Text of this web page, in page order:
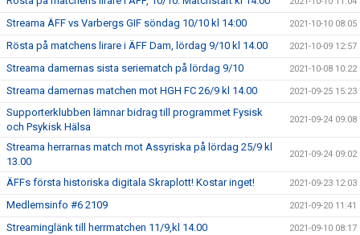
Streama ÄFF vs Varbergs GIF söndag 10/10 kl 14:00 2021-10-10 08:05
Rösta på matchens lirare i ÄFF Dam, lördag 9/10 kl 14.00 2021-10-09 12:57
Streama damernas sista seriematch på lördag 9/10 2021-10-08 10:22
Streama damernas matchen mot HGH FC 26/9 kl 14.00 2021-09-25 15:23
Supporterklubben lämnar bidrag till programmet Fysisk
och Psykisk Hälsa
2021-09-24 09:08
Streama herrarnas match mot Assyriska på lördag 25/9 kl
13.00
2021-09-24 09:02
ÄFFs första historiska digitala Skraplott! Kostar inget! 2021-09-23 12:03
Medlemsinfo #6 2109 2021-09-20 11:41
Streaminglänk till herrmatchen 11/9,kl 14.00 2021-09-10 08:17